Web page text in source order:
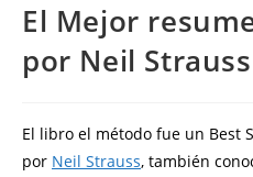
El Mejor
por Neil Strauss
El libro el método fue un Best
por Neil Strauss, también